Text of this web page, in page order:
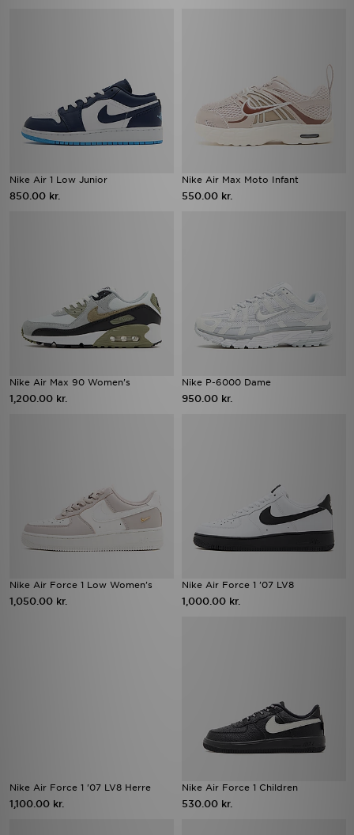
Nike Air 1 Low Junior
850.00 kr.
Nike Air Max Moto Infant
550.00 kr.
Nike Air Max 90 Women's
1,200.00 kr.
Nike P-6000 Dame
950.00 kr.
Nike Air Force 1 Low Women's
1,050.00 kr.
Nike Air Force 1 '07 LV8
1,000.00 kr.
Nike Air Force 1 '07 LV8 Herre
1,100.00 kr.
Nike Air Force 1 Children
530.00 kr.